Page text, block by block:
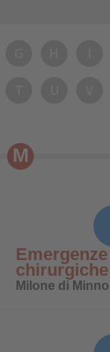
M
chirurgiche
Milone di Minno